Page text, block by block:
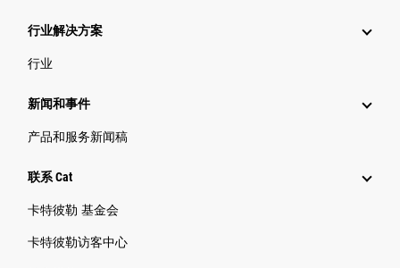
行业解决方案
行业
新闻和事件
产品和服务新闻稿
联系 Cat
卡特彼勒 基金会
卡特彼勒访客中心